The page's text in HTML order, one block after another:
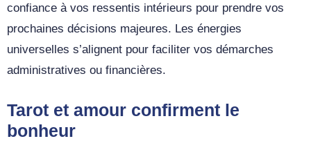
confiance à vos ressentis intérieurs pour prendre vos
prochaines décisions majeures. Les énergies
universelles s’alignent pour faciliter vos démarches
administratives ou financières.
Tarot et amour confirment le
bonheur